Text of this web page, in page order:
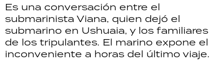
Es una conversación entre el
submarinista Viana, quien dejó el
submarino en Ushuaia, y los familiares
de los tripulantes. El marino expone el
inconveniente a horas del último viaje.
GRAN HERMANO
SALUD
DEPORTES